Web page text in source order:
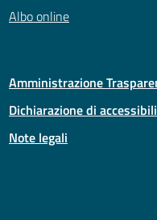
Albo online
Amministrazione
Dichiarazione di
Note legali